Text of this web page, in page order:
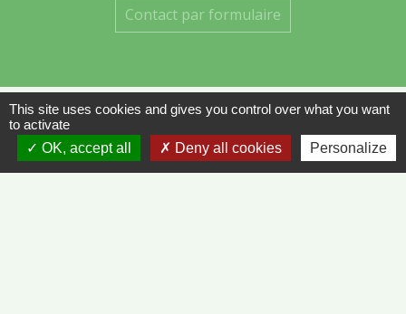
Contact par formulaire
Liens
This site uses cookies and gives you control over what you want
to activate
OK, accept all
Deny all cookies Personalize